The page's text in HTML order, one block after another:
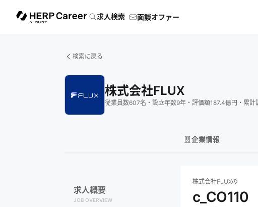
求人検索 面談オファー
検索に戻る
株式会社FLUX
従業員数607名 ・ 設立年数9年 ・ 評価額187.4億円 ・ 累計
企業情報
求人概要
JOB OVERVIEW
株式会社FLUXの
c_CO110